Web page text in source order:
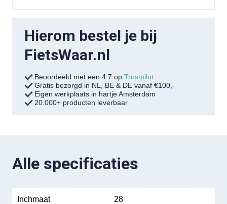
Hierom bestel je bij
FietsWaar.nl
Beoordeeld met een 4.7 op Trustpilot
Gratis bezorgd in NL, BE & DE vanaf €100,-
Eigen werkplaats in hartje Amsterdam
20.000+ producten leverbaar
Alle specificaties
Inchmaat 28